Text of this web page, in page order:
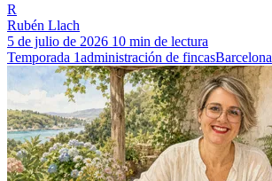
R
Rubén Llach
5 de julio de 2026 10 min de lectura
Temporada 1administración de fincasBarcelona